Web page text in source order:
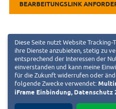
BEARBEITUNGSLINK
Diese Seite nutzt Website
ihre Dienste anzubieten, stetig zu
entsprechend der Interessen der
einverstanden und kann meine
für die Zukunft widerrufen oder
folgende Zwecke verwendet:
iFrame Einbindung, Datenschutz